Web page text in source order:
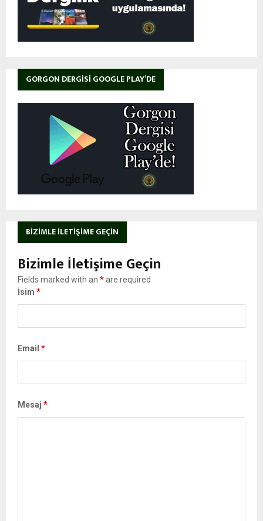
GORGON DERGISI GOOGLE PLAY’DE
BIZIMLE İLETIŞIME GEÇIN
Bizimle İletişime Geçin
Fields marked with an *are required
İsim *
Email *
Mesaj *